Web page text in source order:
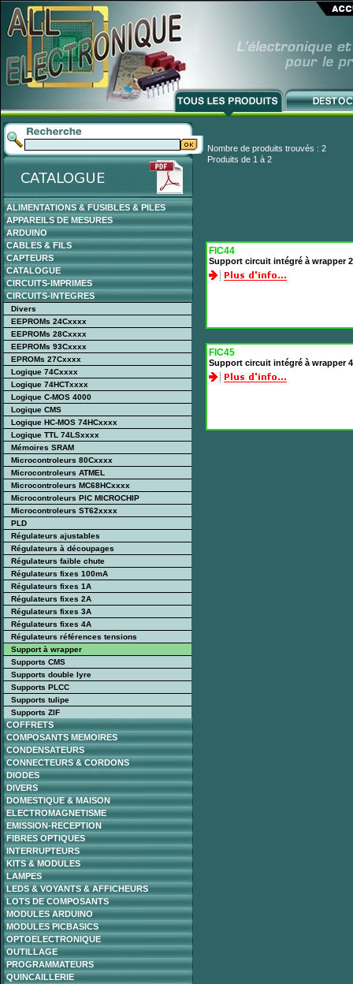
ALIMENTATIONS & FUSIBLES & PILES
APPAREILS DE MESURES
ARDUINO
CABLES & FILS
CAPTEURS
CATALOGUE
CIRCUITS-IMPRIMES
CIRCUITS-INTEGRES
Divers
EEPROMs 24Cxxxx
EEPROMs 28Cxxxx
EEPROMs 93Cxxxx
EPROMs 27Cxxxx
Logique 74Cxxxx
Logique 74HCTxxxx
Logique C-MOS 4000
Logique CMS
Logique HC-MOS 74HCxxxx
Logique TTL 74LSxxxx
Mémoires SRAM
Microcontroleurs 80Cxxxx
Microcontroleurs ATMEL
Microcontroleurs MC68HCxxxx
Microcontroleurs PIC MICROCHIP
Microcontroleurs ST62xxxx
PLD
Régulateurs ajustables
Régulateurs à découpages
Régulateurs faible chute
Régulateurs fixes 100mA
Régulateurs fixes 1A
Régulateurs fixes 2A
Régulateurs fixes 3A
Régulateurs fixes 4A
Régulateurs références tensions
Support à wrapper
Supports CMS
Supports double lyre
Supports PLCC
Supports tulipe
Supports ZIF
COFFRETS
COMPOSANTS MEMOIRES
CONDENSATEURS
CONNECTEURS & CORDONS
DIODES
DIVERS
DOMESTIQUE & MAISON
ELECTROMAGNETISME
EMISSION-RECEPTION
FIBRES OPTIQUES
INTERRUPTEURS
KITS & MODULES
LAMPES
LEDS & VOYANTS & AFFICHEURS
LOTS DE COMPOSANTS
MODULES ARDUINO
MODULES PICBASICS
OPTOELECTRONIQUE
OUTILLAGE
PROGRAMMATEURS
QUINCAILLERIE
Nombre de produits trouvés : 2
Produits de 1 à 2
FIC44
Support circuit intégré à wrapper
FIC45
Support circuit intégré à wrapper